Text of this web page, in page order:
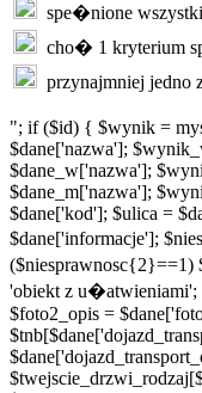
spe�nione
cho� 1 kryterium
przynajmniej
"; if ($id) { $wynik =
$dane['nazwa'];
$dane_w['nazwa'];
$dane_m['nazwa'];
$dane['kod']; $ulica =
$dane['informacje'];
'obiekt z u�atwieniami';
$foto2_opis =